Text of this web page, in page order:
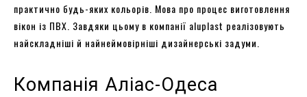
практично будь-яких кольорів. Мова про процес виготовлення
вікон із ПВХ. Завдяки цьому в компанії aluplast реалізовують
найскладніші й найнеймовірніші дизайнерські задуми.
Компанія Аліас-Одеса